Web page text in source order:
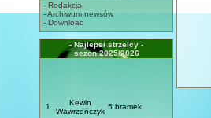
- Redakcja
- Archiwum newsów
- Download
- Najlepsi strzelcy -
sezon 2025/2026
1.
Kewin
Wawrzeńczyk
5 bramek